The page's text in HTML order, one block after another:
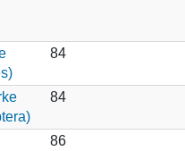
84
84
86